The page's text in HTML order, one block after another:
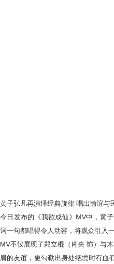
黄子弘凡再演绎经典旋律 唱出情谊与
今日发布的《我欲成仙》 MV中，黄
词一句都唱得令人动容，将观众引入
MV不仅展现了郑立棍（肖央 饰）与
肩的友谊，更勾勒出身处绝境时有血